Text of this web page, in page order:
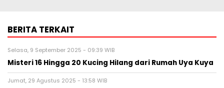
BERITA TERKAIT
Selasa, 9 September 2025 - 09:39 WIB
Misteri 16 Hingga 20 Kucing Hilang dari Rumah Uya Kuya
Jumat, 29 Agustus 2025 - 13:58 WIB